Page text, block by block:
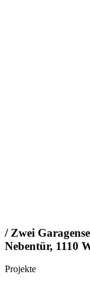
/ Zwei
Nebentür, 1110
Projekte